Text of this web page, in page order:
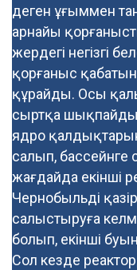
деген ұғыммен
арнайы
жердегі негізгі
қорғаныс
құрайды. Осы
сыртқа
ядро
салып, бассейнге
жағдайда екінші
Чернобыльді
салыстыруға
болып, екінші
Сол кезде